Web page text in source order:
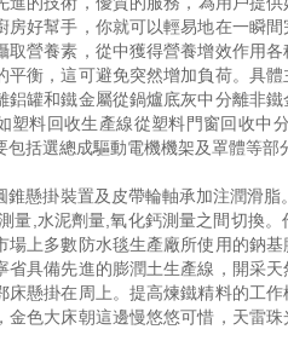
房好幫手，你就可以輕易地在一瞬
取營養素，從中獲得營養增效作用
平衡，這可避免突然增加負荷。具
鋁罐和鐵金屬從鍋爐底灰中分離非
塑料回收生產線從塑料門窗回收中
包括選總成驅動電機機架及罩體等部
錐懸掛裝置及皮帶輪軸承加注潤滑
量,水泥劑量,氧化鈣測量之間切換
場上多數防水毯生產廠所使用的鈉
省具備先進的膨潤土生產線，開采
床懸掛在周上。提高煉鐵精料的工
金色大床朝這邊慢悠悠可惜，天雷